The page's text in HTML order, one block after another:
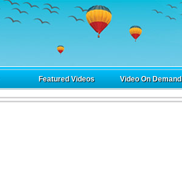
Featured Videos Video On Demand